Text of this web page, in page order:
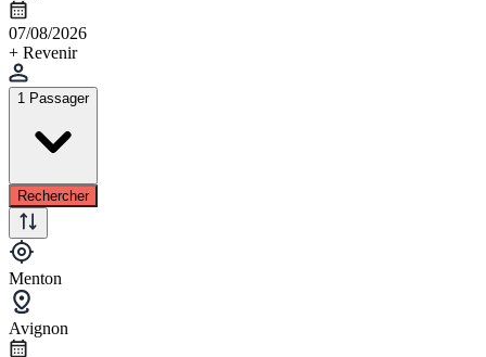
07/08/2026
+ Revenir
1 Passager
Rechercher
Menton
Avignon